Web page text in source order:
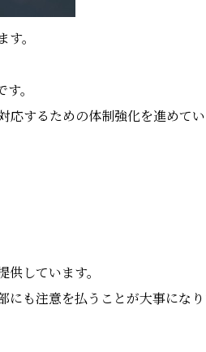
。
。
するための体制強化を進めてい
しています。
も注意を払うことが大事になり